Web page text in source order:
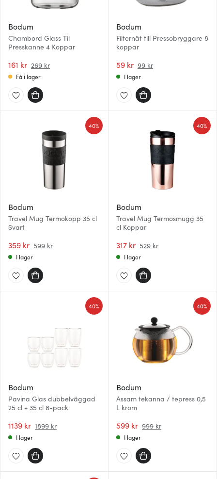
Bodum
Chambord Glass Til
Presskanne 4 Koppar
161 kr 269 kr
Få i lager
Bodum
Filternät till Pressobryggare 8
koppar
59 kr 99 kr
I lager
Bodum
Travel Mug Termokopp 35 cl
Svart
359 kr 599 kr
40%
I lager
Bodum
Travel Mug Termosmugg 35
cl Koppar
317 kr 529 kr
40%
I lager
Bodum
Pavina Glas dubbelväggad
25 cl + 35 cl 8-pack
1139 kr 1899 kr
40%
I lager
Bodum
Assam tekanna / tepress 0,5
L krom
599 kr 999 kr
40%
I lager